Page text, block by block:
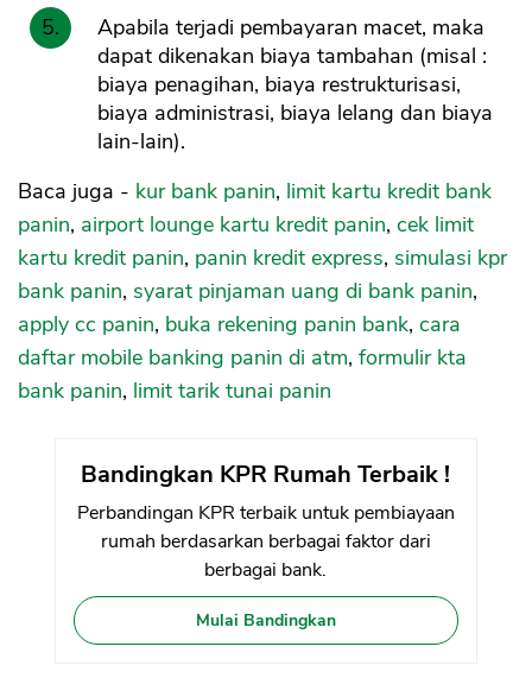
Apabila terjadi pembayaran macet, maka
dapat dikenakan biaya tambahan (misal :
biaya penagihan, biaya restrukturisasi,
biaya administrasi, biaya lelang dan biaya
lain-lain).
Baca juga - kur bank panin, limit kartu kredit bank
panin, airport lounge kartu kredit panin, cek limit
kartu kredit panin, panin kredit express, simulasi kpr
bank panin, syarat pinjaman uang di bank panin,
apply cc panin, buka rekening panin bank, cara
daftar mobile banking panin di atm, formulir kta
bank panin, limit tarik tunai panin
Bandingkan KPR Rumah Terbaik !
Perbandingan KPR terbaik untuk pembiayaan
rumah berdasarkan berbagai faktor dari
berbagai bank.
Mulai Bandingkan